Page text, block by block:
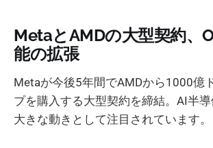
MetaとAMDの大型契約、
能の拡張
Metaが今後5年間でAMDから1000億
プを購入する大型契約を締結。AI半
大きな動きとして注目されています。